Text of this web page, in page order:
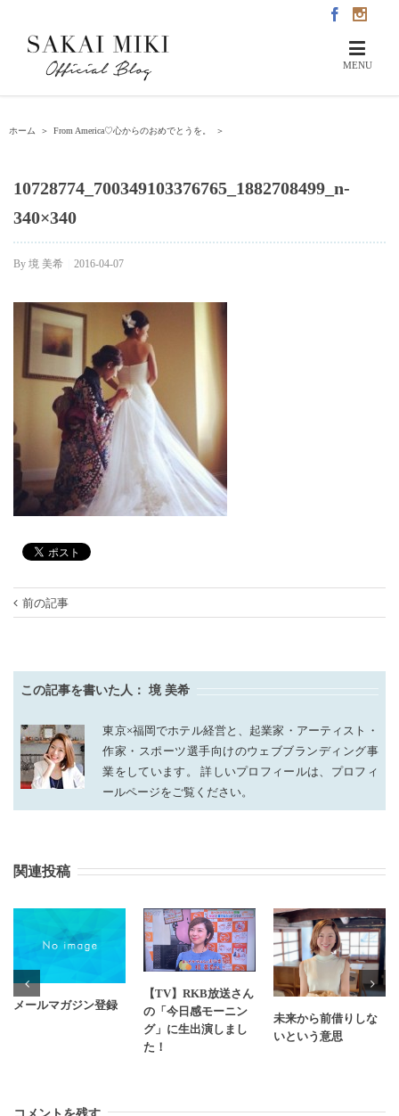
ホーム ＞ From America♡心からのおめでとうを。 ＞
10728774_700349103376765_1882708499_n-
340×340
By 境 美希 2016-04-07
前の記事
この記事を書いた人：境 美希
東京×福岡でホテル経営と、起業家・アーティスト・
作家・スポーツ選手向けのウェブブランディング事
業をしています。 詳しいプロフィールは、プロフィ
ールページをご覧ください。
関連投稿
メールマガジン登録
【TV】RKB放送さん
の「今日感モーニン
グ」に生出演しまし
た！
未来から前借りしな
いという意思